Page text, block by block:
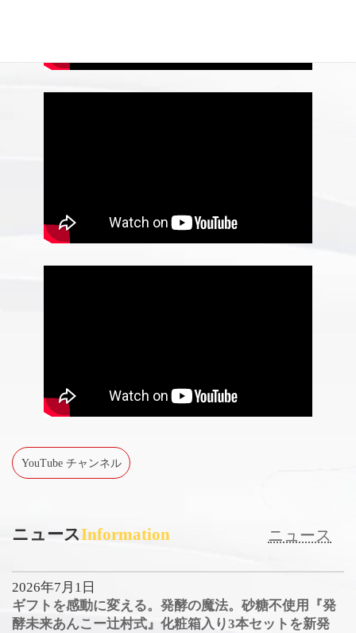
YouTube チャンネル
ニュースInformation ニュース
2026年7月1日
ギフトを感動に変える。発酵の魔法。砂糖不使用『発
酵未来あんこー辻村式』化粧箱入り3本セットを新発